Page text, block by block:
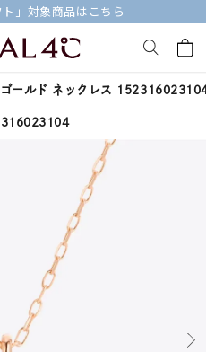
」対象商品はこちら
キーワードで検索する
#ダイヤモンド ネックレス
さん
ールド ネックレス